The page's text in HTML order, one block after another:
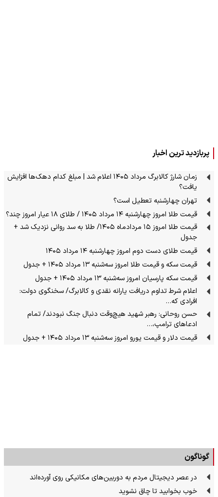
پربازدید ترین اخبار
زمان شارژ کالابرگ مرداد ۱۴۰۵ اعلام شد | مبلغ کدام دهک‌ها افزایش
یافت؟
تهران چهارشنبه تعطیل است؟
قیمت طلا امروز چهارشنبه ۱۴ مرداد ۱۴۰۵ / طلای ۱۸ عیار امروز چند؟
قیمت طلا امروز ۱۵ مردادماه ۱۴۰۵/ طلا به سد روانی نزدیک شد +
جدول
قیمت طلای دست دوم امروز چهارشنبه ۱۴ مرداد ۱۴۰۵
قیمت سکه و قیمت طلا امروز سه‌شنبه ۱۳ مرداد ۱۴۰۵ + جدول
قیمت سکه پارسیان امروز سه‌شنبه ۱۳ مرداد ۱۴۰۵ + جدول
اعلام شرط تداوم دریافت یارانه نقدی و کالابرگ/ سخنگوی دولت:
افرادی که…
حسن روحانی: رهبر شهید هیچ‌وقت دنبال جنگ نبودند/ تمام
ادعاهای ترامپ،…
قیمت دلار و قیمت یورو امروز سه‌شنبه ۱۳ مرداد ۱۴۰۵ + جدول
گوناگون
در عصر دیجیتال مردم به دوربین‌های مکانیکی روی آورده‌اند
خوب بخوابید تا چاق نشوید